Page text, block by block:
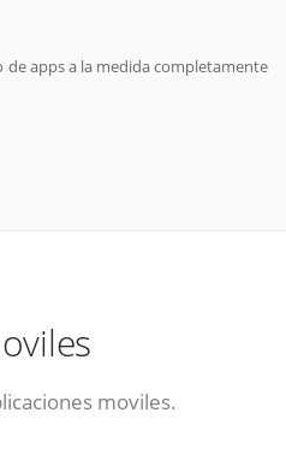
de apps a la medida completamente
moviles.